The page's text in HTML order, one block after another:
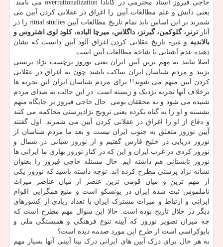
حاجی فیروز استاد محترمی در کانادا overrationalization می نامند.
یعنی دانش و علم مطالعات آیین را اغراق در عقلانی کردن آیین می
شمرند بر این اساس باید تمام تاریخ مطالعات آیین ritual studies را در
آثار ترنر، گلوکمن، گیرتز، داگلاس، میرچا الیاده، کلود لوی اشتروس و
بالاندیه و غیره تاریخ عقلانی کردن اغراق آلود آیین دانست که نشان
دهنده عدم آشنایی با شاخه مطالعات آیین است.
اصلا بیایند به مهم ترین آیین ایران یعنی نوروز برچسب نژاد پرستی
بزنند و مردم شناسان ایران ساکت باشند چون به اغراق در عقلانی
کردن آیین متهم می شوند!! برای مردم شناسان ایران این تجربه ها
برخلاف آنها تجربه نزدیک و زیسته است. در این حالت نه صدای مردم
شنیده می شود و نه محققان بومی. حال حاجی فیروز بر جایگاه متهم
نشسته و او را به گناه نکرده یعنی ترویج نژادپرستی محاکمه می کنند
و دفاع از او را اغراق در عقلانی کردن آیین می شمرند. اول گفتند
آیین نوروز متعلق به جنوب ایران نیست و بعد ما مردم شناسان از
نوروز دریایی در خلیج فارس گفتیم و از نوروز شبانی در شمال و
نوروز کردی در غرب ایران و این که در کنار نوروز بهاری ما ایرانی ها
نوروز تابستانی هم داشته ایم. حال مسئله حاجی فیروز را بعنوان
نشانه نژاد پرستی مطرح کرده اند. توجه داشته باشید که نوروز یکی
از مهم ترین و میان قومی ترین عنصر از میان عناصر میراث
ناملموس ثبت شده ایران در یونسکو است و منبع همگرایی اقوام
ایرانی و ارتباط و میراث مشترک ایران با تعداد زیادی از کشورهای
دیگر در خلال تاریخ بوده است. حالا این سوال مهم مطرح است که
چه میزان تصویر نوروز که آیینه تنوع فرهنگی و همبستگی ملی و
بایوکراسی است از طرح این مورد صدمه دیده است؟
به هر حال برای درک آیین های ایرانی درک بینا آیینی آنها بسیار مهم